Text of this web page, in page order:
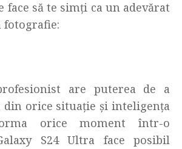
face să te simți ca un adevărat
are puterea de a
din orice situație și inteligența
orice moment într-o
S24 Ultra face posibil